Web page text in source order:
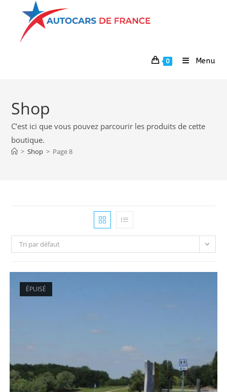
0 Menu
Shop
C’est ici que vous pouvez parcourir les produits de cette
boutique.
> Shop > Page 8
Tri par défaut
ÉPUISÉ